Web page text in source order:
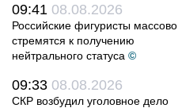
09:41 08.08.2026
Российские фигуристы массово
стремятся к получению
нейтрального статуса ©
09:33 08.08.2026
СКР возбудил уголовное дело